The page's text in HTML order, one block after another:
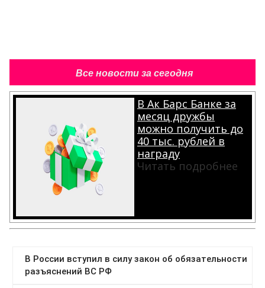
Все новости за сегодня
В Ак Барс Банке за
месяц дружбы
можно получить до
40 тыс. рублей в
награду
Читать подробнее